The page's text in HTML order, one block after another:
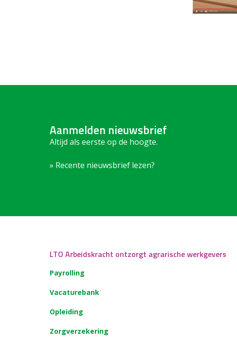
Aanmelden nieuwsbrief
Altijd als eerste op de hoogte.
» Recente nieuwsbrief lezen?
LTO Arbeidskracht ontzorgt agrarische werkgevers
Payrolling
Vacaturebank
Opleiding
Zorgverzekering